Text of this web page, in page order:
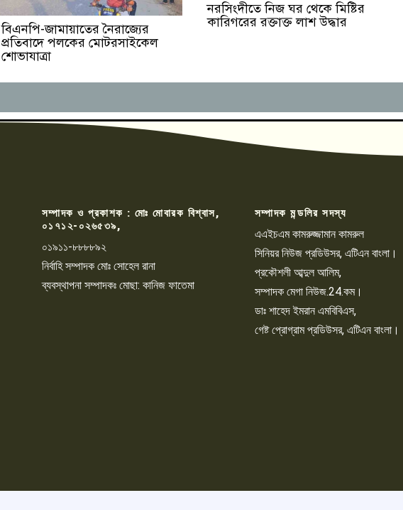
বিএনপি-জামায়াতের নৈরাজ্যের
প্রতিবাদে পলকের মোটরসাইকেল
শোভাযাত্রা
নরসিংদীতে নিজ ঘর থেকে মিষ্টির
কারিগরের রক্তাক্ত লাশ উদ্ধার
সম্পাদক ও প্রকাশক : মোঃ মোবারক বিশ্বাস,
০১৭১২-০২৬৫৩৯,
০১৯১১-৮৮৮৮৯২
নির্বাহি সম্পাদক মোঃ সোহেল রানা
ব্যবস্থাপনা সম্পাদকঃ মোছা: কানিজ ফাতেমা
সম্পাদক মন্ডলির সদস্য
এএইচএম কামরুজ্জামান কামরুল
সিনিয়র নিউজ প্রডিউসর, এটিএন বাংলা।
প্রকৌশলী আব্দুল আলিম,
সম্পাদক মেগা নিউজ.24.কম।
ডাঃ শাহেদ ইমরান এমবিবিএস,
গেষ্ট প্রোগ্রাম প্রডিউসর, এটিএন বাংলা।